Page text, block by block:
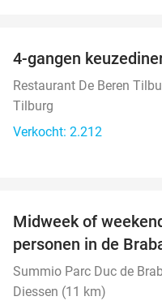
4-gangen
Restaurant De Beren
Tilburg
Verkocht: 2.212
Midweek of
personen in de
Summio Parc Duc de
Diessen (11 km)